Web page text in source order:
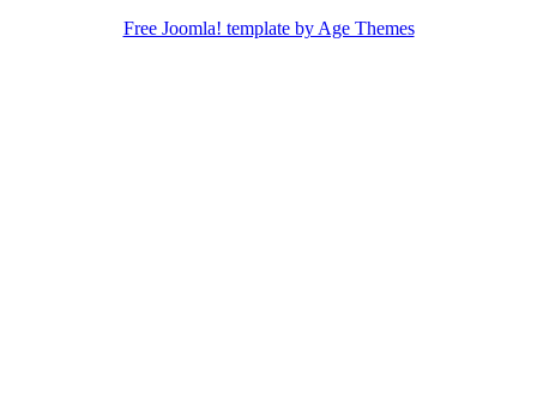
Free Joomla! template by Age Themes